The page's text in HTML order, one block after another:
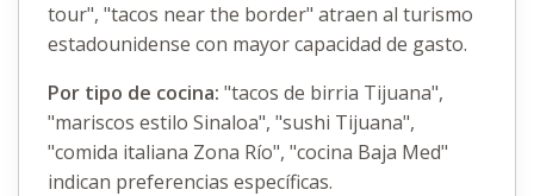
tour", "tacos near the border" atraen al turismo
estadounidense con mayor capacidad de gasto.
Por tipo de cocina: "tacos de birria Tijuana",
"mariscos estilo Sinaloa", "sushi Tijuana",
"comida italiana Zona Río", "cocina Baja Med"
indican preferencias específicas.